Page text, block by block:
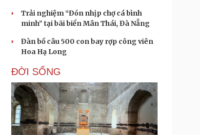
Trải nghiệm “Đón nhịp chợ cá bình
minh” tại bãi biển Mân Thái, Đà Nẵng
Đàn bồ câu 500 con bay rợp công viên
Hoa Hạ Long
ĐỜI SỐNG